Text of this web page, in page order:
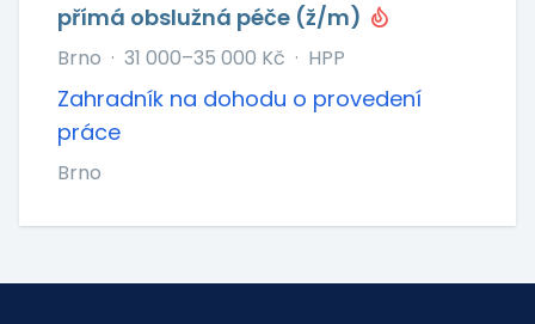
přímá obslužná péče (ž/m)
Brno · 31 000–35 000 Kč · HPP
Zahradník na dohodu o provedení
práce
Brno